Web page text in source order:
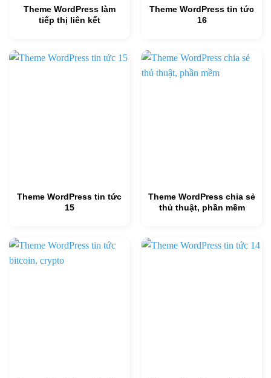
Theme WordPress làm
tiếp thị liên kết
Theme WordPress tin tức
16
Theme WordPress tin tức
15
Theme WordPress chia sẻ
thủ thuật, phần mềm